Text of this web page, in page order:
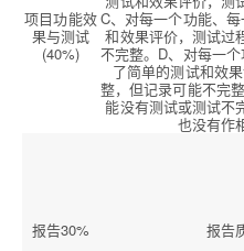
项目功能效
果与测试
(40%)
C、对每一个功能、
和效果评价，测试过
不完整。D、对每一
了简单的测试和效
整，但记录可能不完
能没有测试或测试不
也没有作
报告30% 报告